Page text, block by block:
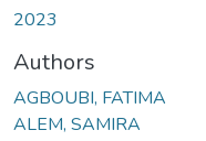
2023
Authors
AGBOUBI, FATIMA
ALEM, SAMIRA